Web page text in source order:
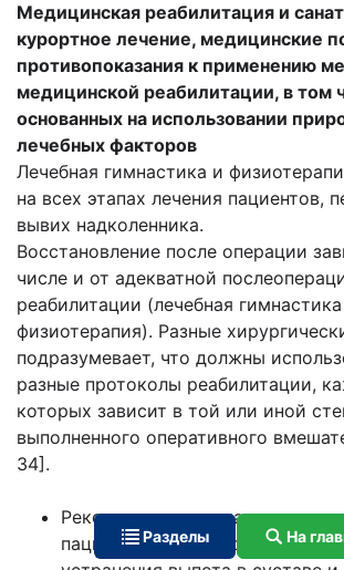
Медицинская реабилитация и
курортное лечение, медицинские
противопоказания к применению
медицинской реабилитации, в том
основанных на использовании
лечебных факторов
Лечебная гимнастика и
на всех этапах лечения пациентов,
вывих надколенника.
Восстановление после операции
числе и от адекватной
реабилитации (лечебная
физиотерапия). Разные
подразумевает, что должны
разные протоколы реабилитации,
которых зависит в той или иной
выполненного оперативного
34].
Рекомендуется локальная
пациентам с вывихом
Разделы На